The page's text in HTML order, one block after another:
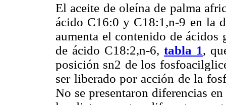
El aceite de oleína de palma
ácido C16:0 y C18:1,n-9 en la
aumenta el contenido de
de ácido C18:2,n-6, tabla 1,
posición sn2 de los
ser liberado por acción de la
No se presentaron diferencias